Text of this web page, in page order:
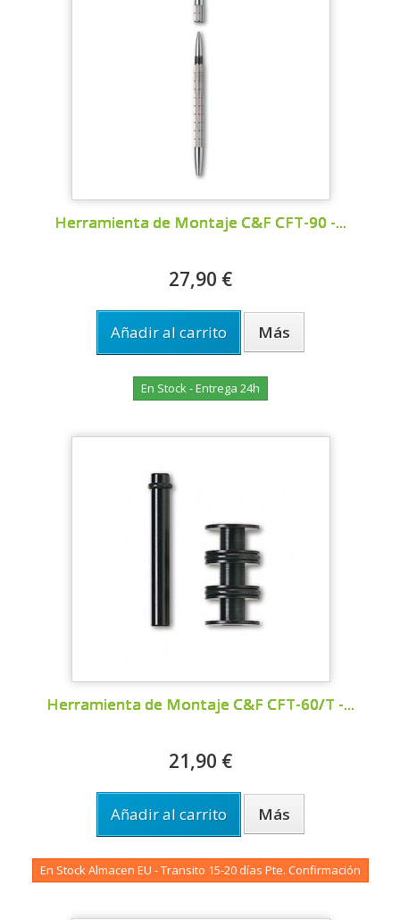
Herramienta de Montaje C&F CFT-90 -...
27,90 €
Añadir al carrito Más
En Stock - Entrega 24h
Herramienta de Montaje C&F CFT-60/T -...
21,90 €
Añadir al carrito Más
En Stock Almacen EU - Transito 15-20 días Pte. Confirmación